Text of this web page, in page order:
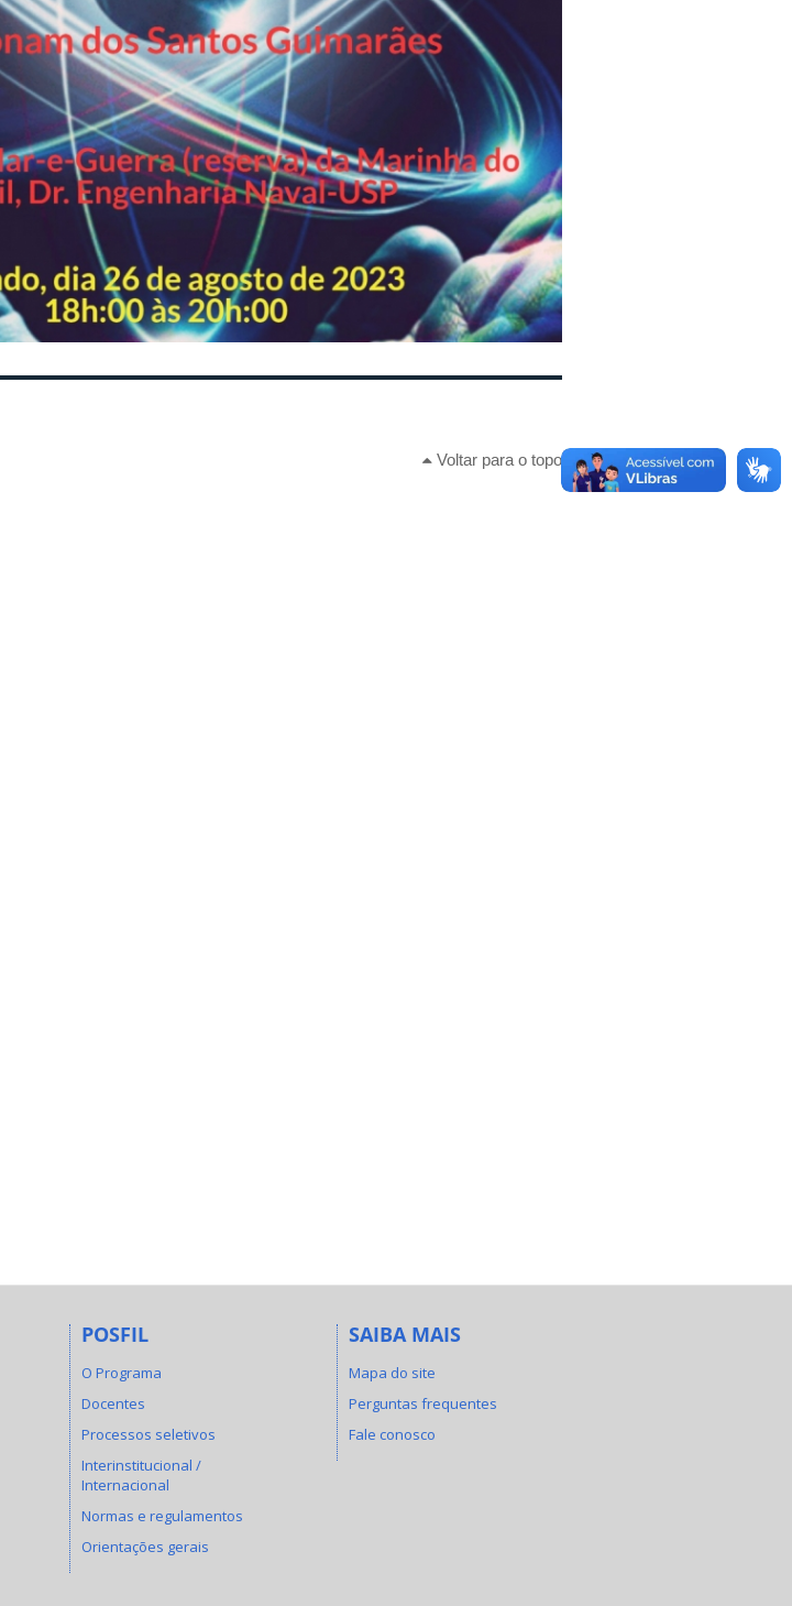
Voltar para o topo
POSFIL
O Programa
Docentes
Processos seletivos
Interinstitucional /
Internacional
Normas e regulamentos
Orientações gerais
SAIBA MAIS
Mapa do site
Perguntas frequentes
Fale conosco